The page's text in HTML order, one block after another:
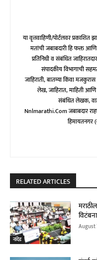
या वृत्तवाहिणी/पोर्टलवर
मतांची जबाबदारी हि फक्त
प्रतिनिधी व संबंधित
संपादकीय विभागाची
जाहिराती, बातम्या किंवा
लेख, जाहिरात, माहिती
संबंधित लेखक,
Nnlmarathi.com जबाबदार
हिमायतनगर
RELATED ARTICLES
नांदेड
August